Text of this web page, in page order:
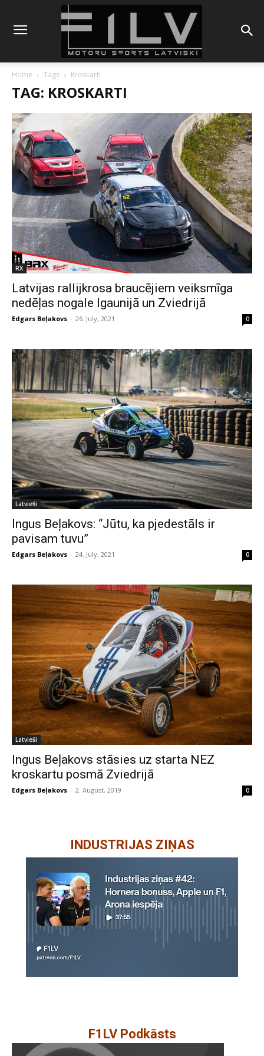
Home Tags Kroskarti
TAG: KROSKARTI
RX
Latvijas rallijkrosa braucējiem veiksmīga
nedēļas nogale Igaunijā un Zviedrijā
Edgars Beļakovs - 26. July, 2021 0
Latvieši
Ingus Beļakovs: “Jūtu, ka pjedestāls ir
pavisam tuvu”
Edgars Beļakovs - 24. July, 2021 0
Latvieši
Ingus Beļakovs stāsies uz starta NEZ
kroskartu posmā Zviedrijā
Edgars Beļakovs - 2. August, 2019 0
INDUSTRIJAS ZIŅAS
F1LV Podkāsts